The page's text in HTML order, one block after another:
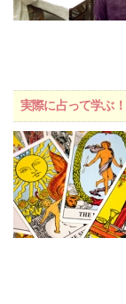
実際に占って学ぶ